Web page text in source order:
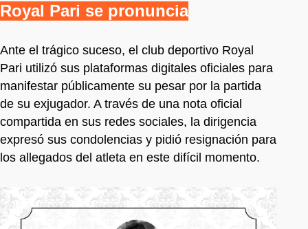
Royal Pari se pronuncia
Ante el trágico suceso, el club deportivo Royal
Pari utilizó sus plataformas digitales oficiales para
manifestar públicamente su pesar por la partida
de su exjugador. A través de una nota oficial
compartida en sus redes sociales, la dirigencia
expresó sus condolencias y pidió resignación para
los allegados del atleta en este difícil momento.